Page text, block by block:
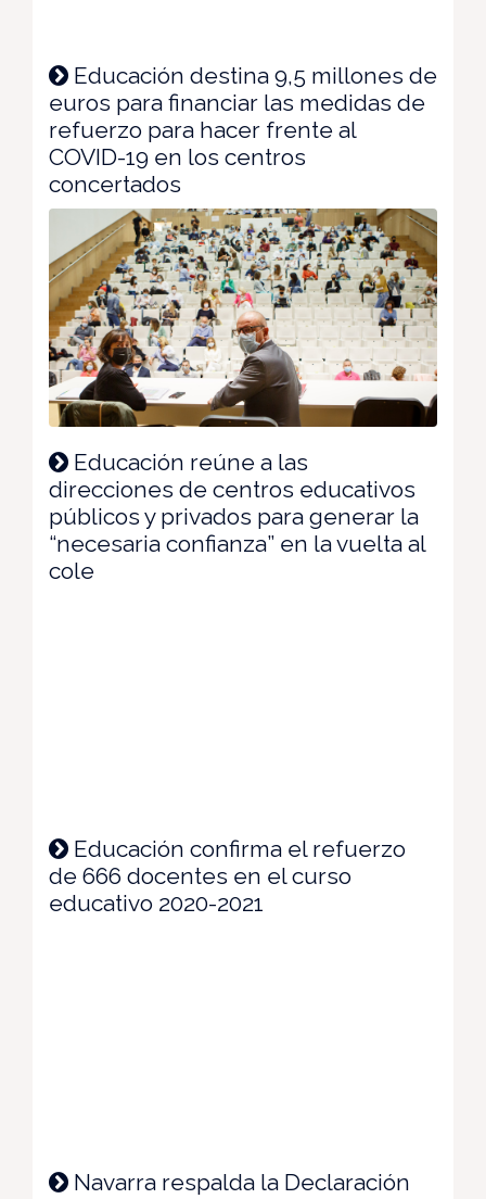
Educación destina 9,5 millones de
euros para financiar las medidas de
refuerzo para hacer frente al
COVID-19 en los centros
concertados
Educación reúne a las
direcciones de centros educativos
públicos y privados para generar la
“necesaria confianza” en la vuelta al
cole
Educación confirma el refuerzo
de 666 docentes en el curso
educativo 2020-2021
Navarra respalda la Declaración